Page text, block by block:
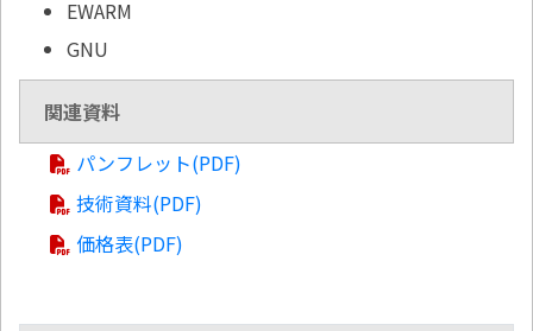
EWARM
GNU
関連資料
パンフレット(PDF)
技術資料(PDF)
価格表(PDF)